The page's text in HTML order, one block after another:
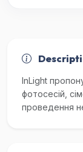
InLight
фотосесій,
проведення